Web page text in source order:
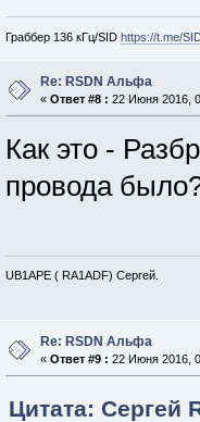
Граббер 136 кГц/SID https://t.me/
Re: RSDN Альфа
« Ответ #8 : 22 Июня 2016,
Как это -
провода
UB1APE ( RA1ADF) Сергей.
Re: RSDN Альфа
« Ответ #9 : 22 Июня 2016,
Цитата: Сергей